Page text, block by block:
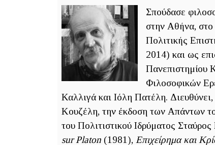
Σπούδασε
στην Αθήνα,
Πολιτικής
2014) και ως
Πανεπιστημίου
Φιλοσοφικών
Καλλιγά και Ιόλη Πατέλη.
Κουζέλη, την έκδοση των Απάντων
του Πολιτιστικού Ιδρύματος
sur Platon (1981), Επιχείρημα και